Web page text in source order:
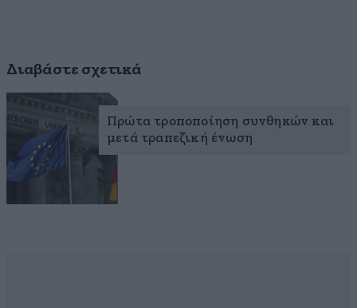
Διαβάστε σχετικά
Πρώτα τροποποίηση συνθηκών και
μετά τραπεζική ένωση